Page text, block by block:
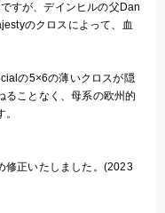
すが、デインヒルの父Dan
のクロスによって、血
の5×6の薄いクロスが隠
ることなく、母系の欧州的
修正いたしました。(2023